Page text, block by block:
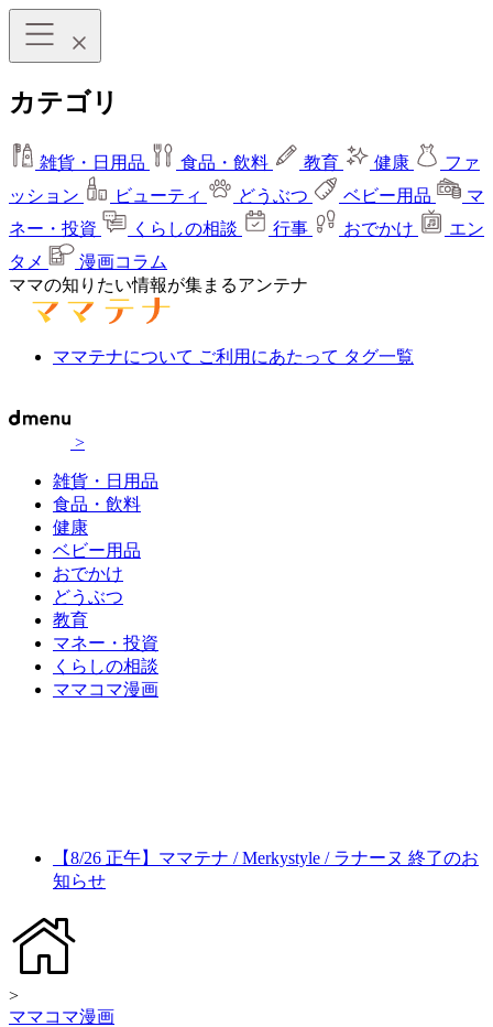
カテゴリ
雑貨・日用品 食品・飲料 教育 健康
ファ
ッション
ビューティ どうぶつ ベビー用品
マ
ネー・投資
くらしの相談 行事 おでかけ
エン
タメ
漫画コラム
ママの知りたい情報が集まるアンテナ
ママテナについて ご利用にあたって タグ一覧
>
雑貨・日用品
食品・飲料
健康
ベビー用品
おでかけ
どうぶつ
教育
マネー・投資
くらしの相談
ママコマ漫画
【8/26 正午】ママテナ / Merkystyle / ラナーヌ 終了のお
知らせ
>
ママコマ漫画